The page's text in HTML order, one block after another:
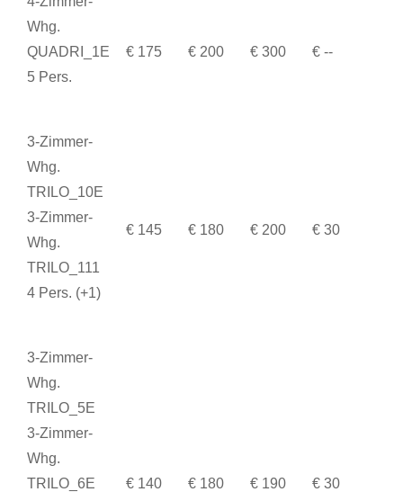
Whg.
QUADRI_1E
5 Pers.
€ 175 € 200 € 300 € --
3-Zimmer-
Whg.
TRILO_10E
3-Zimmer-
Whg.
TRILO_111
4 Pers. (+1)
€ 145 € 180 € 200 € 30
3-Zimmer-
Whg.
TRILO_5E
3-Zimmer-
Whg.
TRILO_6E
€ 140 € 180 € 190 € 30